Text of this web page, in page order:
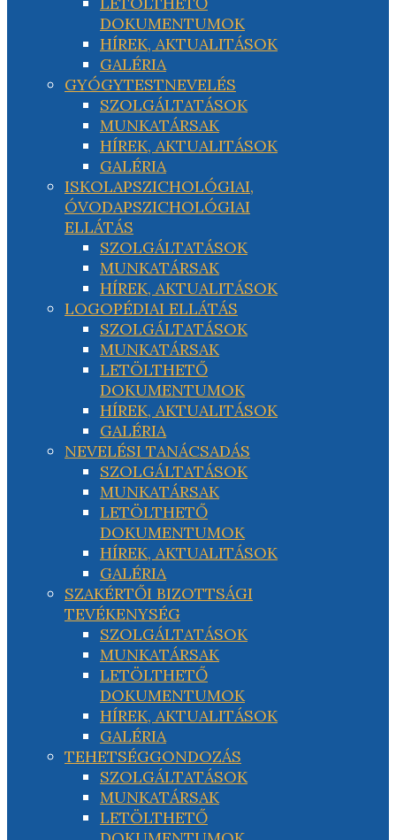
DOKUMENTUMOK
HÍREK, AKTUALITÁSOK
GALÉRIA
GYÓGYTESTNEVELÉS
SZOLGÁLTATÁSOK
MUNKATÁRSAK
HÍREK, AKTUALITÁSOK
GALÉRIA
ISKOLAPSZICHOLÓGIAI,
ÓVODAPSZICHOLÓGIAI
ELLÁTÁS
SZOLGÁLTATÁSOK
MUNKATÁRSAK
HÍREK, AKTUALITÁSOK
LOGOPÉDIAI ELLÁTÁS
SZOLGÁLTATÁSOK
MUNKATÁRSAK
LETÖLTHETŐ
DOKUMENTUMOK
HÍREK, AKTUALITÁSOK
GALÉRIA
NEVELÉSI TANÁCSADÁS
SZOLGÁLTATÁSOK
MUNKATÁRSAK
LETÖLTHETŐ
DOKUMENTUMOK
HÍREK, AKTUALITÁSOK
GALÉRIA
SZAKÉRTŐI BIZOTTSÁGI
TEVÉKENYSÉG
SZOLGÁLTATÁSOK
MUNKATÁRSAK
LETÖLTHETŐ
DOKUMENTUMOK
HÍREK, AKTUALITÁSOK
GALÉRIA
TEHETSÉGGONDOZÁS
SZOLGÁLTATÁSOK
MUNKATÁRSAK
LETÖLTHETŐ